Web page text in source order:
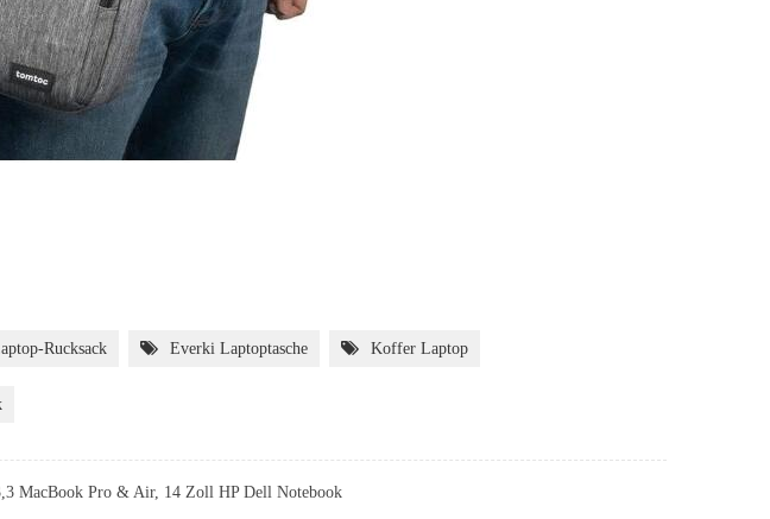
Rucksack Everki Laptoptasche Koffer Laptop
MacBook Pro & Air, 14 Zoll HP Dell Notebook